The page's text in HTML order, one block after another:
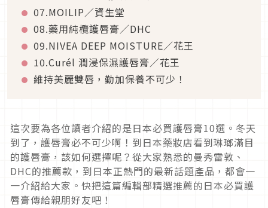
07.MOILIP／資生堂
08.藥用純欖護唇膏／DHC
09.NIVEA DEEP MOISTURE／花王
10.Curél 潤浸保濕護唇膏／花王
維持美麗雙唇，勤加保養不可少！
這次要為各位讀者介紹的是日本必買護唇膏10選。冬天
到了，護唇膏必不可少啊！到日本藥妝店看到琳瑯滿目
的護唇膏，該如何選擇呢？從大家熟悉的曼秀雷敦、
DHC的推薦款，到日本正熱門的最新話題產品，都會一
一介紹給大家。快把這篇編輯部精選推薦的日本必買護
唇膏傳給親朋好友吧！